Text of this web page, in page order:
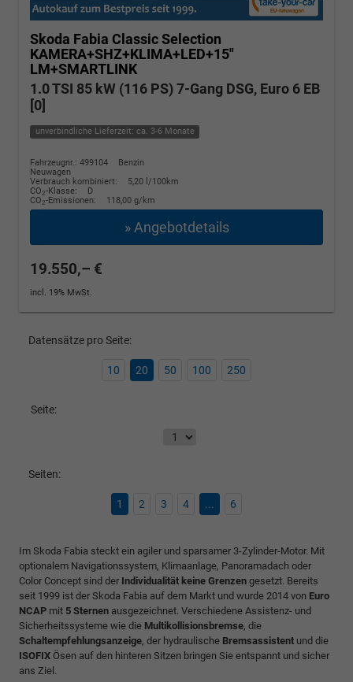
Skoda Fabia Classic Selection
KAMERA+SHZ+KLIMA+LED+15"
LM+SMARTLINK
1.0 TSI 85 kW (116 PS) 7-Gang DSG, Euro 6 EB
[0]
unverbindliche Lieferzeit: ca. 3-6 Monate
Fahrzeugnr.: 499104
Benzin
Neuwagen
Verbrauch kombiniert:
5,20 l/100km
CO2-Klasse:
D
CO2-Emissionen: 118,00 g/km
» Angebotdetails
19.550,– €
incl. 19% MwSt.
Datensätze pro Seite:
10 20 50 100 250
Seite:
Seiten:
1 2 3 4 ... 6
Im Skoda Fabia steckt ein agiler und sparsamer 3-Zylinder-Motor. Mit
optionalem Navigationssystem, Klimaanlage, Panoramadach oder
Color Concept sind der Individualität keine Grenzen gesetzt. Bereits
seit 1999 ist der Skoda Fabia auf dem Markt und wurde 2014 von Euro
NCAP mit 5 Sternen ausgezeichnet. Verschiedene Assistenz- und
Sicherheitssysteme wie die Multikollisionsbremse, die
Schaltempfehlungsanzeige, der hydraulische Bremsassistent und die
ISOFIX Ösen auf den hinteren Sitzen bringen Sie entspannt und sicher
ans Ziel.